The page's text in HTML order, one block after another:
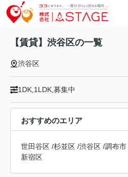
【賃貸】渋谷区の一覧
渋谷区
1DK,1LDK,募集中
おすすめのエリア
世田谷区 /杉並区 /渋谷区 /調布市
新宿区